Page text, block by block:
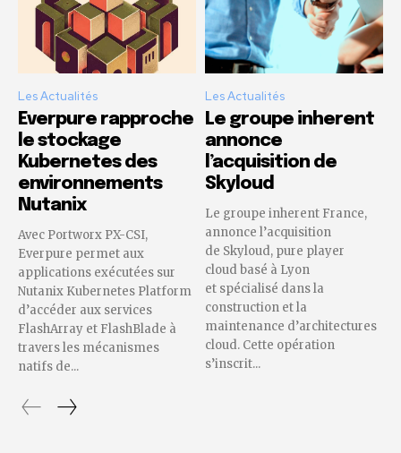
Les Actualités
Everpure rapproche
le stockage
Kubernetes des
environnements
Nutanix
Avec Portworx PX-CSI,
Everpure permet aux
applications exécutées sur
Nutanix Kubernetes Platform
d’accéder aux services
FlashArray et FlashBlade à
travers les mécanismes
natifs de...
Les Actualités
Le groupe inherent
annonce
l’acquisition de
Skyloud
Le groupe inherent France,
annonce l’acquisition
de Skyloud, pure player
cloud basé à Lyon
et spécialisé dans la
construction et la
maintenance d’architectures
cloud. Cette opération
s’inscrit...